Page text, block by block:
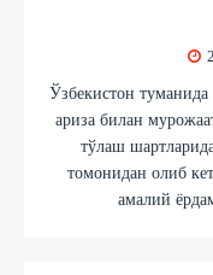
Ўзбекистон
ариза билан
тўлаш
томонидан олиб
амалий